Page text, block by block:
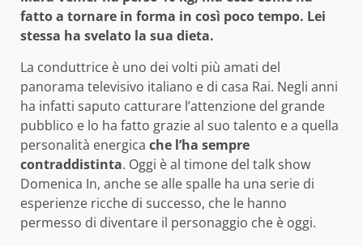
fatto a tornare in forma in così poco tempo. Lei
stessa ha svelato la sua dieta.
La conduttrice è uno dei volti più amati del
panorama televisivo italiano e di casa Rai. Negli anni
ha infatti saputo catturare l’attenzione del grande
pubblico e lo ha fatto grazie al suo talento e a quella
personalità energica che l’ha sempre
contraddistinta. Oggi è al timone del talk show
Domenica In, anche se alle spalle ha una serie di
esperienze ricche di successo, che le hanno
permesso di diventare il personaggio che è oggi.